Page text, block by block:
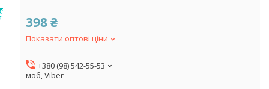
398 ₴
Показати оптові ціни
+380 (98) 542-55-53
моб, Viber